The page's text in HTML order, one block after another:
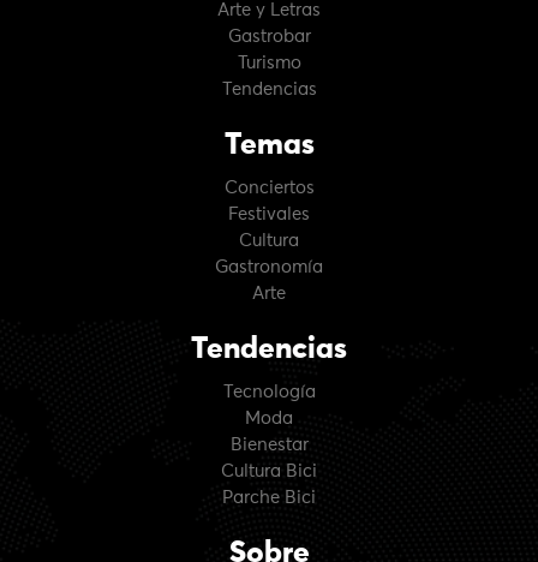
Arte y Letras
Gastrobar
Turismo
Tendencias
Temas
Conciertos
Festivales
Cultura
Gastronomía
Arte
Tendencias
Tecnología
Moda
Bienestar
Cultura Bici
Parche Bici
Sobre